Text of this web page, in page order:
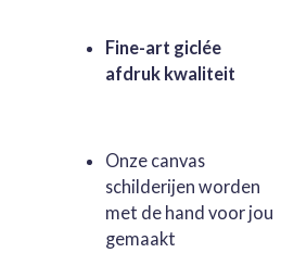
Fine-art giclée
afdruk kwaliteit
Onze canvas
schilderijen worden
met de hand voor jou
gemaakt